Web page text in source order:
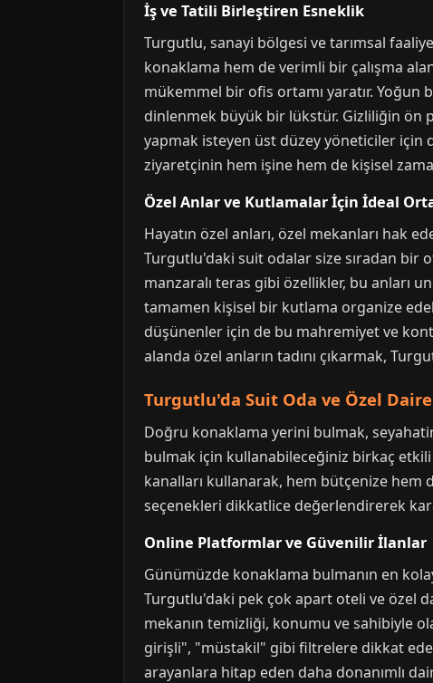
İş ve Tatili Birleştiren Esneklik
Turgutlu, sanayi bölgesi ve tarımsal
konaklama hem de verimli bir çalışma
mükemmel bir ofis ortamı yaratır. Yoğun
dinlenmek büyük bir lükstür. Gizliliğin ön
yapmak isteyen üst düzey yöneticiler için
ziyaretçinin hem işine hem de kişisel
Özel Anlar ve Kutlamalar İçin İdeal
Hayatın özel anları, özel mekanları hak
Turgutlu'daki suit odalar size sıradan bir
manzaralı teras gibi özellikler, bu anları
tamamen kişisel bir kutlama organize
düşünenler için de bu mahremiyet ve
alanda özel anların tadını çıkarmak,
Turgutlu'da Suit Oda ve Özel
Doğru konaklama yerini bulmak,
bulmak için kullanabileceğiniz birkaç
kanalları kullanarak, hem bütçenize
seçenekleri dikkatlice değerlendirerek
Online Platformlar ve Güvenilir İlanlar
Günümüzde konaklama bulmanın en
Turgutlu'daki pek çok apart oteli ve özel
mekanın temizliği, konumu ve sahibiyle
girişli", "müstakil" gibi filtrelere dikkat
arayanlara hitap eden daha donanımlı